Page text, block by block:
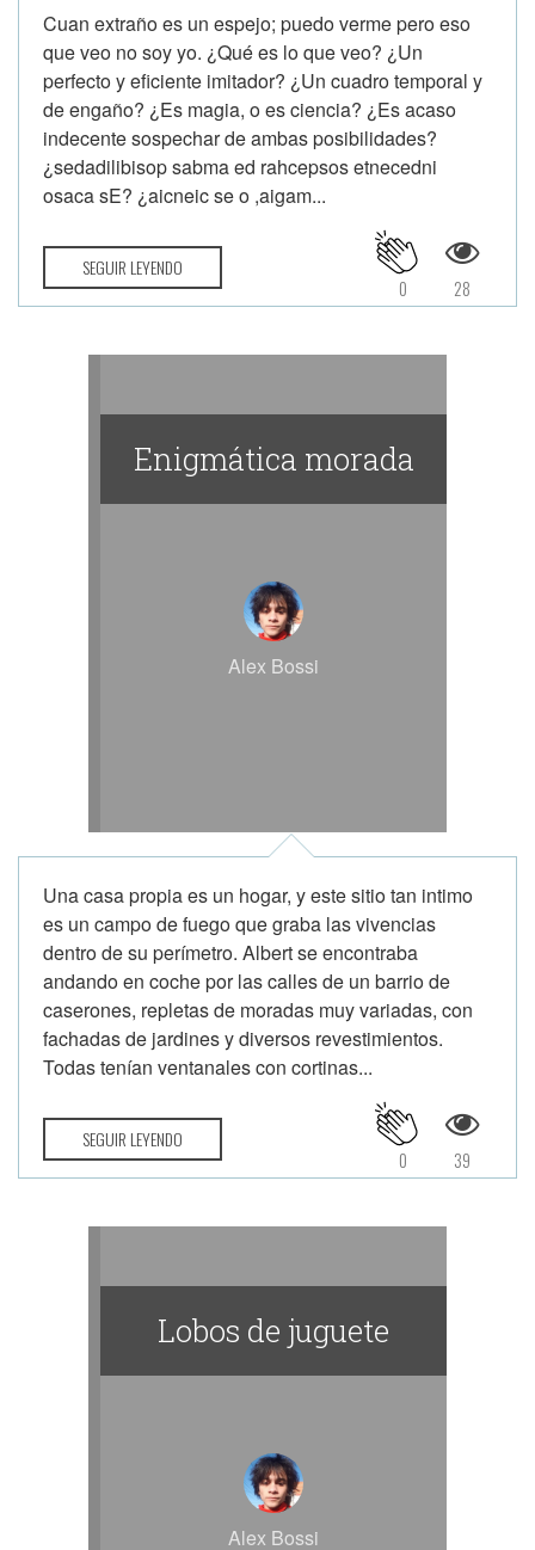
Cuan extraño es un espejo; puedo verme pero eso
que veo no soy yo. ¿Qué es lo que veo? ¿Un
perfecto y eficiente imitador? ¿Un cuadro temporal y
de engaño? ¿Es magia, o es ciencia? ¿Es acaso
indecente sospechar de ambas posibilidades?
¿sedadilibisop sabma ed rahcepsos etnecedni
osaca sE? ¿aicneic se o ,aigam...
SEGUIR LEYENDO
28
0
Enigmática morada
Alex Bossi
Una casa propia es un hogar, y este sitio tan intimo
es un campo de fuego que graba las vivencias
dentro de su perímetro. Albert se encontraba
andando en coche por las calles de un barrio de
caserones, repletas de moradas muy variadas, con
fachadas de jardines y diversos revestimientos.
Todas tenían ventanales con cortinas...
SEGUIR LEYENDO
39
0
Lobos de juguete
Alex Bossi